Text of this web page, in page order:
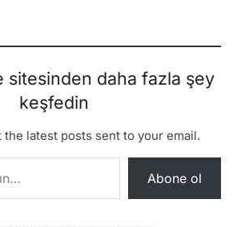
sitesinden daha fazla şey
keşfedin
latest posts sent to your email.
Abone ol